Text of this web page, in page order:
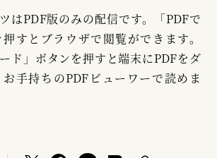
はPDF版のみの配信です。「PDFで
すとブラウザで閲覧ができます。
ド」ボタンを押すと端末にPDFをダ
手持ちのPDFビューワーで読めま